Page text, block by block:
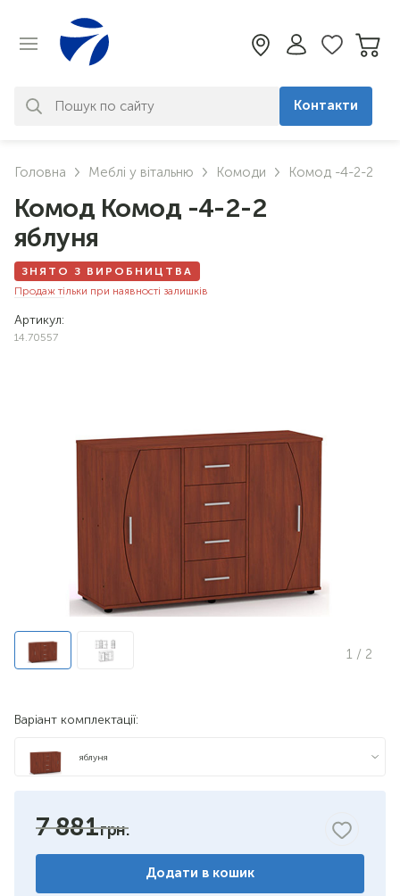
знайдено. Уточніть свій запит
Контакти
Головна Меблі у вітальню Комоди Комод -4-2-2
Комод Комод -4-2-2
яблуня
ЗНЯТО З ВИРОБНИЦТВА
Продаж тільки при наявності залишків
Артикул:
14.70557
1 / 2
Варіант комплектації:
яблуня
горіх
венге комбіноване
7 881
Додати в кошик